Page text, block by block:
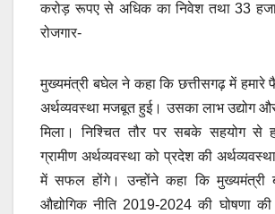
करोड़ रूपए से अधिक का निवेश तथा 33
रोजगार-
मुख्यमंत्री बघेल ने कहा कि छत्तीसगढ़ में हमारे
अर्थव्यवस्था मजबूत हुई। उसका लाभ उद्योग
मिला। निश्चित तौर पर सबके सहयोग से
ग्रामीण अर्थव्यवस्था को प्रदेश की
में सफल होंगे। उन्होंने कहा कि मुख्यमंत्री
औद्योगिक नीति 2019-2024 की घोषणा